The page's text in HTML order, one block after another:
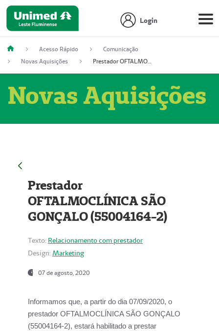
Login
Acesso Rápido
Comunicação
Novas Aquisições
Prestador OFTALMOCLÍNICA SÃO GONÇALO (55004164-2)
Novas Aquisições
Prestador
OFTALMOCLÍNICA SÃO
GONÇALO (55004164-2)
Texto: Relacionamento com prestador
Design: Marketing
07 de agosto, 2020
Informamos que, a partir do dia07/09/2020, o
prestador OFTALMOCLÍNICA SÃO GONÇALO
(55004164-2), estará habilitado a prestar